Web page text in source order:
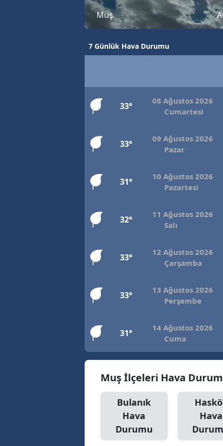
Muş
7 Günlük Hava Durumu
33°
08 Ağustos 2026
Cumartesi
33°
09 Ağustos 2026
Pazar
31°
10 Ağustos 2026
Pazartesi
32°
11 Ağustos 2026
Salı
33°
12 Ağustos 2026
Çarşamba
33°
13 Ağustos 2026
Perşembe
31°
14 Ağustos 2026
Cuma
Muş İlçeleri Hava
Bulanık
Hava
Durumu
Hava